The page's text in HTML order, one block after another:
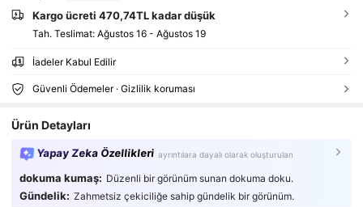
Kargo ücreti 470,74TL kadar düşük
Tah. Teslimat: Ağustos 16 - Ağustos 19
İadeler Kabul Edilir
Güvenli Ödemeler · Gizlilik koruması
Ürün Detayları
Yapay Zeka Özellikleri ayrıntılara dayalı olarak oluşturulan
dokuma kumaş: Düzenli bir görünüm sunan dokuma doku.
Gündelik: Zahmetsiz çekiciliğe sahip gündelik bir görünüm.